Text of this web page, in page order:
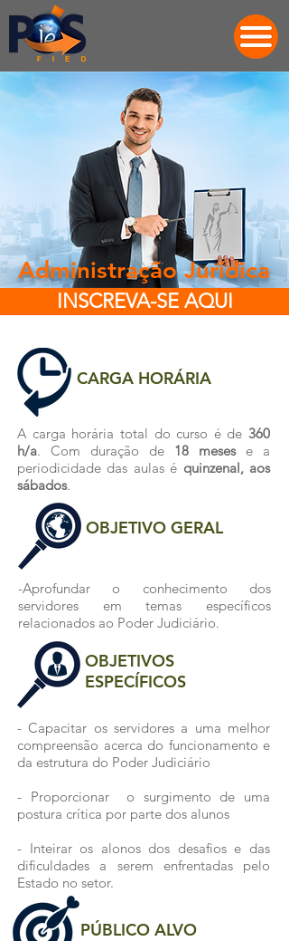
Administração Jurídica
INSCREVA-SE AQUI
CARGA HORÁRIA
A carga horária total do curso é de 360
h/a. Com duração de 18 mesese a
periodicidade das aulas é quinzenal, aos
sábados.
OBJETIVO GERAL
-Aprofundar o conhecimento dos
servidores em temas específicos
relacionados ao Poder Judiciário.
OBJETIVOS
ESPECÍFICOS
- Capacitar os servidores a uma melhor
compreensão acerca do funcionamento e
da estrutura do Poder Judiciário
- Proporcionar o surgimento de uma
postura crítica por parte dos alunos
- Inteirar os alonos dos desafios e das
dificuldades a serem enfrentadas pelo
Estado no setor.
PÚBLICO ALVO